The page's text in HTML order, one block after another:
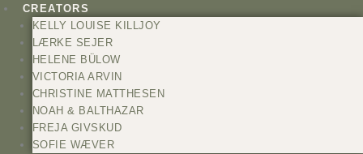
Gå
indholdet
CREATORS
KELLY LOUISE KILLJOY
LÆRKE SEJER
HELENE BÜLOW
VICTORIA ARVIN
CHRISTINE MATTHESEN
NOAH & BALTHAZAR
FREJA GIVSKUD
SOFIE WÆVER